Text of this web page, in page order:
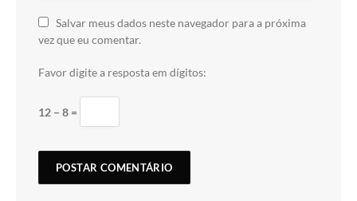
Salvar meus dados neste navegador para a próxima
vez que eu comentar.
Favor digite a resposta em dígitos:
12 − 8 =